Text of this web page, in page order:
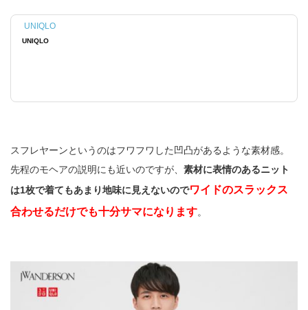
UNIQLO
UNIQLO
スフレヤーンというのはフワフワした凹凸があるような素材感。
先程のモヘアの説明にも近いのですが、 素材に表情のあるニット
は1枚で着てもあまり地味に見えないのでワイドのスラックス
合わせるだけでも十分サマになります。